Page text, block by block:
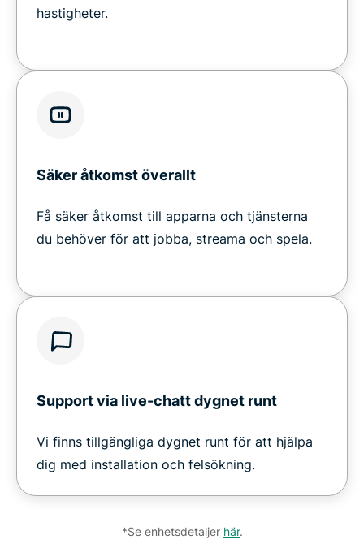
hastigheter.
Säker åtkomst överallt
Få säker åtkomst till apparna och tjänsterna
du behöver för att jobba, streama och spela.
Support via live-chatt dygnet runt
Vi finns tillgängliga dygnet runt för att hjälpa
dig med installation och felsökning.
*Se enhetsdetaljer här.